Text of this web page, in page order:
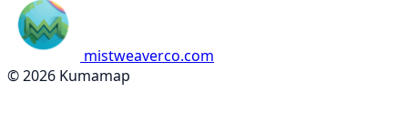
mistweaverco.com
© 2026 Kumamap